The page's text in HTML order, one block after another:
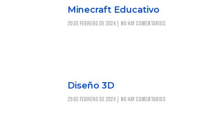
Minecraft Educativo
20 de febrero de 2024 No hay comentarios
Diseño 3D
29 de febrero de 2024 No hay comentarios